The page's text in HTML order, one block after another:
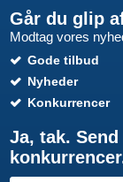
Går du glip
Modtag vores
Gode tilbud
Nyheder
Konkurrencer
Ja, tak.